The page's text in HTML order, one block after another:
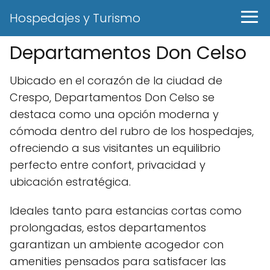
Hospedajes y Turismo
Departamentos Don Celso
Ubicado en el corazón de la ciudad de
Crespo, Departamentos Don Celso se
destaca como una opción moderna y
cómoda dentro del rubro de los hospedajes,
ofreciendo a sus visitantes un equilibrio
perfecto entre confort, privacidad y
ubicación estratégica.
Ideales tanto para estancias cortas como
prolongadas, estos departamentos
garantizan un ambiente acogedor con
amenities pensados para satisfacer las